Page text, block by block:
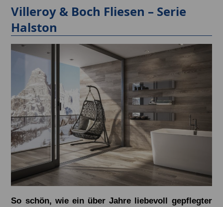
Villeroy & Boch Fliesen – Serie
Halston
So schön, wie ein über Jahre liebevoll gepflegter